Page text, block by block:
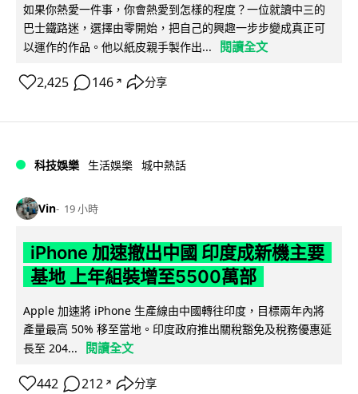
如果你熱愛一件事，你會熱愛到怎樣的程度？一位就讀中三的
巴士鐵路迷，選擇由零開始，把自己的興趣一步步變成真正可
以運作的作品。他以紙皮親手製作出...
閱讀全文
2,425 146 ↗ 分享
科技娛樂 生活娛樂 城中熱話
Vin 19 小時
iPhone 加速撤出中國 印度成新機主要
基地 上年組裝增至5500萬部
Apple 加速將 iPhone 生產線由中國轉往印度，目標兩年內將
產量最高 50% 移至當地。印度政府推出關稅豁免及稅務優惠延
長至 204...
閱讀全文
442 212 ↗ 分享